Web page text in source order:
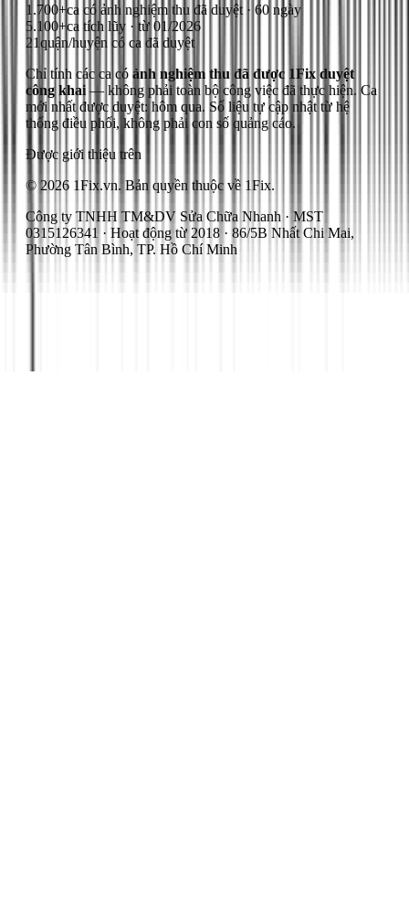
1.700+ca có ảnh nghiệm thu đã duyệt · 60 ngày
5.100+ca tích lũy · từ 01/2026
21quận/huyện có ca đã duyệt
Chỉ tính các ca có ảnh nghiệm thu đã được 1Fix duyệt
công khai — không phải toàn bộ công việc đã thực hiện. Ca
mới nhất được duyệt: hôm qua. Số liệu tự cập nhật từ hệ
thống điều phối, không phải con số quảng cáo.
Được giới thiệu trên
© 2026 1Fix.vn. Bản quyền thuộc về 1Fix.
Công ty TNHH TM&DV Sửa Chữa Nhanh · MST
0315126341 · Hoạt động từ 2018 · 86/5B Nhất Chi Mai,
Phường Tân Bình, TP. Hồ Chí Minh